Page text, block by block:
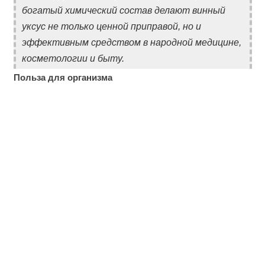
богатый химический состав делают винный
уксус не только ценной приправой, но и
эффективным средством в народной медицине,
косметологии и быту.
Польза для организма